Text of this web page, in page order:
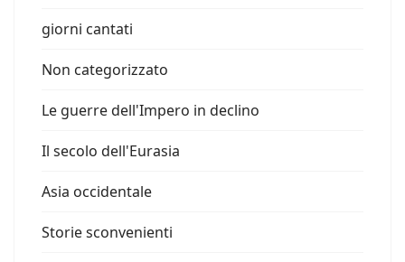
giorni cantati
Non categorizzato
Le guerre dell'Impero in declino
Il secolo dell'Eurasia
Asia occidentale
Storie sconvenienti